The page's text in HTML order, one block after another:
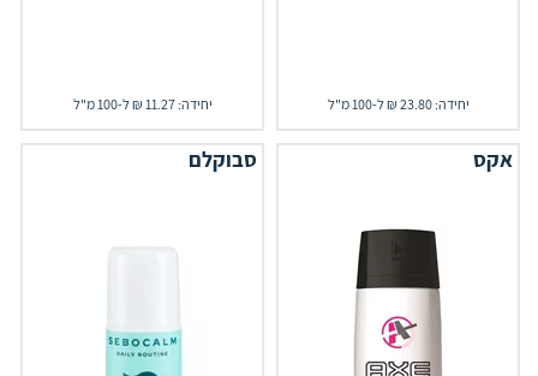
יחידה: 23.80 ₪ ל-100 מ"ל יחידה: 11.27 ₪ ל-100 מ"ל
אקס סבוקלם